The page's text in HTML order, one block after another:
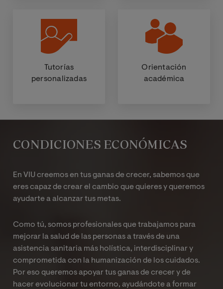
Tutorías
personalizadas
Orientación
académica
CONDICIONES ECONÓMICAS
En VIU creemos en tus ganas de crecer, sabemos que
eres capaz de crear el cambio que quieres y queremos
ayudarte a alcanzar tus metas.
Como tú, somos profesionales que trabajamos para
mejorar la salud de las personas a través de una
asistencia sanitaria más holística, interdisciplinar y
comprometida con la humanización de los cuidados.
Por eso queremos apoyar tus ganas de crecer y de
hacer evolucionar tu entorno, ayudándote a formar